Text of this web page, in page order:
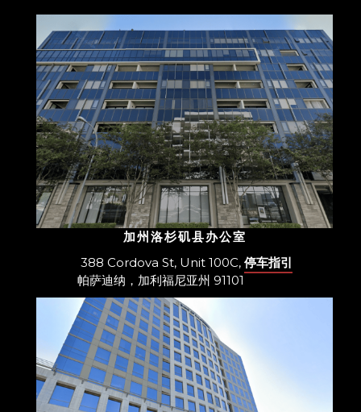
加州洛杉矶县办公室
388 Cordova St, Unit 100C,
帕萨迪纳，加利福尼亚州 91101
停车指引